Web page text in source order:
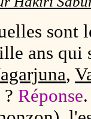
sont
ans qui
,
Réponse